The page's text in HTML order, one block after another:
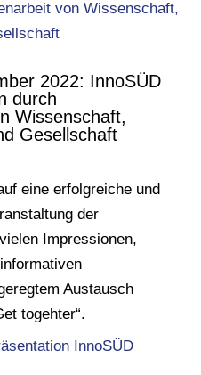
2022: InnoSÜD
durch
Wissenschaft,
Gesellschaft
eine erfolgreiche und
der
Impressionen,
Austausch
togehter“.